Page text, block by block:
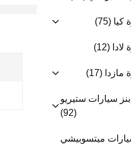
كيا (75)
(12)
مازدا (17)
سيارات ستيريو
(92)
ميتسوبيشي